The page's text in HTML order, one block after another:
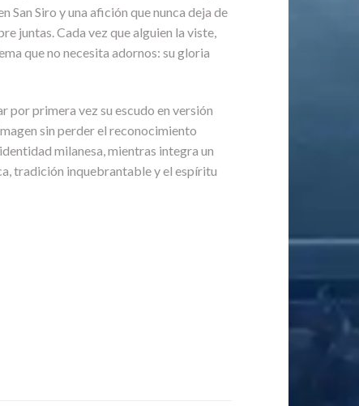
San Siro y una afición que nunca deja de
juntas. Cada vez que alguien la viste,
que no necesita adornos: su gloria
primera vez su escudo en versión
sin perder el reconocimiento
milanesa, mientras integra un
tradición inquebrantable y el espíritu